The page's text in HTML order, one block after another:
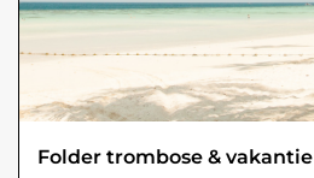
Folder trombose & vakantie